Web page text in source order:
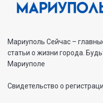
Мариуполь Сейчас –
статьи о жизни города.
Мариуполе
Свидетельство о